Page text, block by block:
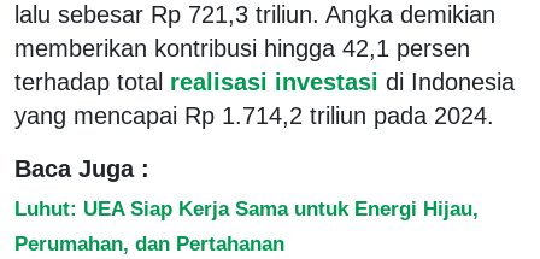
lalu sebesar Rp 721,3 triliun. Angka demikian
memberikan kontribusi hingga 42,1 persen
terhadap total realisasi investasi di Indonesia
yang mencapai Rp 1.714,2 triliun pada 2024.
Baca Juga :
Luhut: UEA Siap Kerja Sama untuk Energi Hijau,
Perumahan, dan Pertahanan